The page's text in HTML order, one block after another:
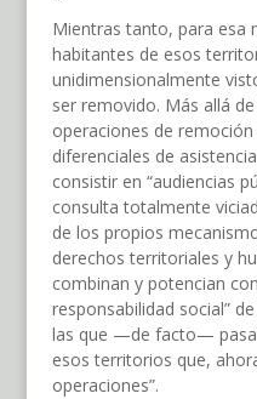
Mientras tanto, para esa
habitantes de esos
unidimensionalmente
ser removido. Más allá
operaciones de
diferenciales de
consistir en “audiencias
consulta totalmente
de los propios
derechos territoriales y
combinan y potencian
responsabilidad social”
las que —de facto—
esos territorios que,
operaciones”.